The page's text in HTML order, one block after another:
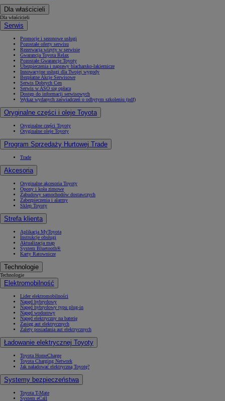
Dla właścicieli
Dla właścicieli
Serwis
Promocje i sezonowe usługi
Pozostałe oferty serwisu
Rezerwacja wizyty w serwisie
Gwarancja Toyota Relax
Pozostałe Gwarancje Toyoty
Ubezpieczenia i naprawy blacharsko-lakiernicze
Innowacyjne usługi dla Twojej wygody
Bezpłatne Akcje Serwisowe
Serwis Dobrych Cen
Serwis w ASO się opłaca
Dostęp do informacji serwisowych
Wykaz wydanych zaświadczeń o odbytym szkoleniu (pdf)
Oryginalne części i oleje Toyota
Oryginalne części Toyoty
Oryginalne oleje Toyoty
Program Sprzedaży Hurtowej Trade
Trade
Akcesoria
Oryginalne akcesoria Toyoty
Opony i koła zimowe
Zabudowy samochodów dostawczych
Zabezpieczenia i alarmy
Sklep Toyoty
Strefa klienta
Aplikacja MyToyota
Instrukcje obsługi
Aktualizacja map
System Bluetooth®
Karty Ratownicze
Technologie
Technologie
Elektromobilność
Lider elektromobilności
Napęd hybrydowy
Napęd hybrydowy typu plug-in
Napęd wodorowy
Napęd elektryczny na baterię
Zasięg aut elektrycznych
Zalety posiadania aut elektrycznych
Ładowanie elektrycznej Toyoty
Toyota HomeCharge
Toyota Charging Network
Jak naładować elektryczną Toyotę?
Systemy bezpieczeństwa
Toyota T-Mate
System eCall